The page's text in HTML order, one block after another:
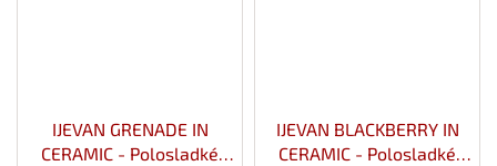
IJEVAN GRENADE IN
CERAMIC - Polosladké
IJEVAN BLACKBERRY IN
CERAMIC - Polosladké